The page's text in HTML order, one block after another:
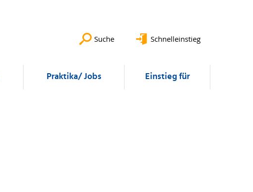
Suche Schnelleinstieg
Praktika/ Jobs Einstieg für